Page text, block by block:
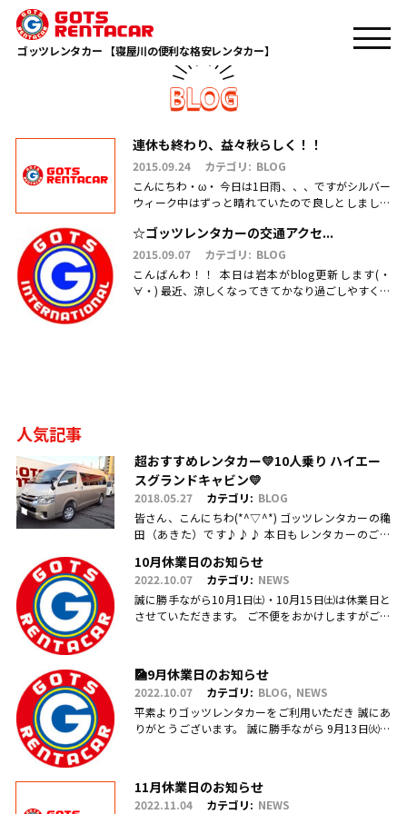
ゴッツレンタカー 【寝屋川の便利な格安レンタカー】
TOP 寝屋川のレンタカー
連休も終わり、益々秋らしく！！
2015.09.24 カテゴリ: BLOG
こんにちわ・ω・ 今日は1日雨、、、ですがシルバー
ウィーク中はずっと晴れていたので良しとしましょ
再開になりましたね☆ .....
☆ゴッツレンタカーの交通アクセ...
2015.09.07 カテゴリ: BLOG
こんばんわ！！ 本日は岩本がblog更新します(・
∀・) 最近、涼しくなってきてかなり過ごしやすくな
人気記事
超おすすめレンタカー💛10人乗り ハイエー
スグランドキャビン💛
2018.05.27 カテゴリ: BLOG
皆さん、こんにちわ(*^▽^*) ゴッツレンタカーの穐
田（あきた）です♪♪♪ 本日もレンタカーのご利
りがとうございます(.....
10月休業日のお知らせ
2022.10.07 カテゴリ: NEWS
誠に勝手ながら10月1日㈯・10月15日㈯は休業日と
させていただきます。 ご不便をおかけしますがご理
🎑9月休業日のお知らせ
2022.10.07 カテゴリ: BLOG
NEWS
平素よりゴッツレンタカーをご利用いただき 誠にあ
りがとうございます。 誠に勝手ながら 9月13日㈫・
11月休業日のお知らせ
2022.11.04 カテゴリ: NEWS